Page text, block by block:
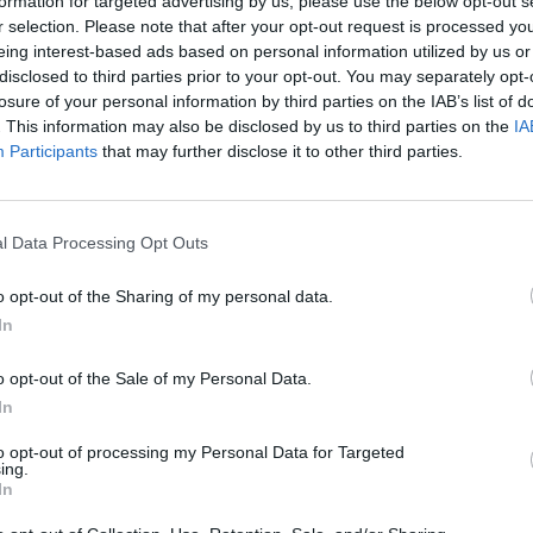
selection. Please note that after your opt-out request is processed
interest-based ads based on personal information utilized by us
to third parties prior to your opt-out. You may separately
of your personal information by third parties on the IAB’s list of
This information may also be disclosed by us to third parties on the
Participants that may further disclose it to other third parties.
Data Processing Opt Outs
opt-out of the Sharing of my personal data.
opt-out of the Sale of my Personal Data.
opt-out of processing my Personal Data for Targeted
a délelőtt közölt ún. ZEW index
hangulatról árulkodik a német gazdaságban. Az
71 pont volt februárra. A mutató így is ciklikus
(38.9) óta szinte folyamatos az emelkedés.
némi pesszimizmusra adott okot, az egyidejű és előre
alapot a német gazdasággal kapcsolatosan. A ZEW
változásokra utal, melynek alapja továbbra is
is viszonylag gyenge. Különösebb piaci reakció az indexre
portfolio.hu hírarchívumához tartozik, melynek olvasása
tartalmazza: